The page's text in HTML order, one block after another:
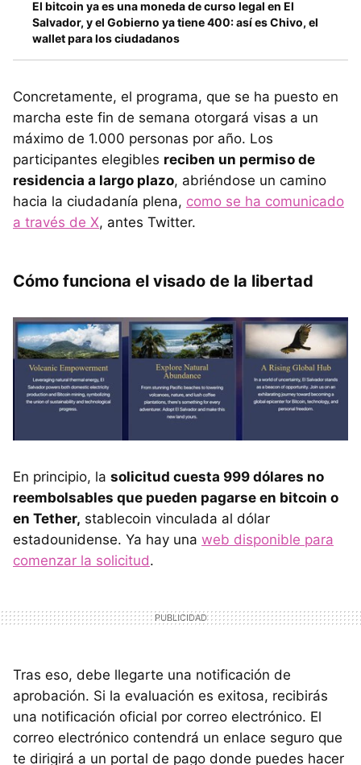
El bitcoin ya es una moneda de curso legal en El
Salvador, y el Gobierno ya tiene 400: así es Chivo, el
wallet para los ciudadanos
Concretamente, el programa, que se ha puesto en
marcha este fin de semana otorgará visas a un
máximo de 1.000 personas por año. Los
participantes elegibles reciben un permiso de
residencia a largo plazo, abriéndose un camino
hacia la ciudadanía plena, como se ha comunicado
a través de X, antes Twitter.
Cómo funciona el visado de la libertad
En principio, la solicitud cuesta 999 dólares no
reembolsables que pueden pagarse en bitcoin o
en Tether, stablecoin vinculada al dólar
estadounidense. Ya hay una web disponible para
comenzar la solicitud.
Tras eso, debe llegarte una notificación de
aprobación. Si la evaluación es exitosa, recibirás
una notificación oficial por correo electrónico. El
correo electrónico contendrá un enlace seguro que
te dirigirá a un portal de pago donde puedes hacer